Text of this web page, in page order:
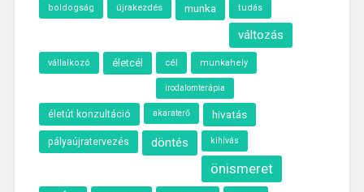
boldogság újrakezdés munka tudás
változás
vállalkozó életcél cél munkahely
irodalomterápia
életút konzultáció akaraterő hivatás
pályaújratervezés döntés kihívás
önismeret